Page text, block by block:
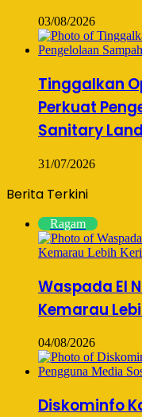
03/08/2026
Tinggalkan
Perkuat
Sanitary
31/07/2026
Berita Terkini
Ragam
Waspada El
Kemarau
04/08/2026
Diskominfo